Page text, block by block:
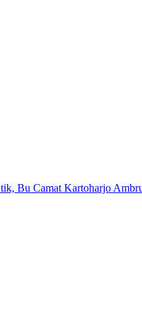
Bu Camat Kartoharjo